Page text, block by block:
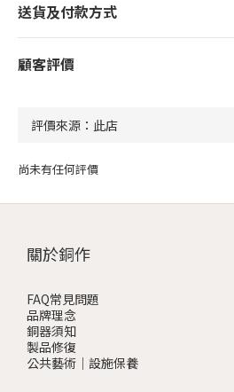
送貨及付款方式
顧客評價
尚未有任何評價
關於銅作
FAQ常見問題
品牌理念
銅器須知
製品修復
公共藝術｜設施保養